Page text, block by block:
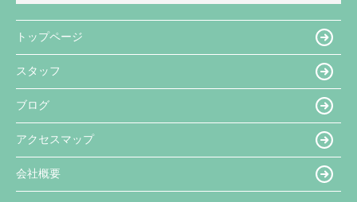
トップページ
スタッフ
ブログ
アクセスマップ
会社概要